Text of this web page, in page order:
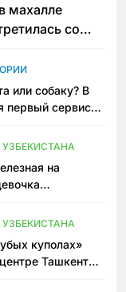
махалле
со
или собаку? В
первый сервис
на
куполах»
Ташкента